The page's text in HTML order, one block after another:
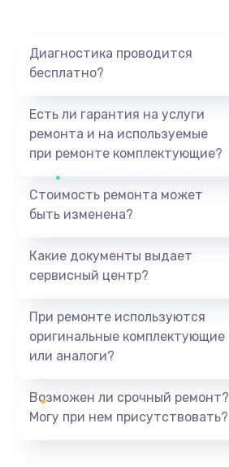
Диагностика проводится
бесплатно?
Есть ли гарантия на услуги
ремонта и на используемые
при ремонте комплектующие?
Стоимость ремонта может
быть изменена?
Какие документы выдает
сервисный центр?
При ремонте используются
оригинальные комплектующие
или аналоги?
Возможен ли срочный ремонт?
Могу при нем присутствовать?